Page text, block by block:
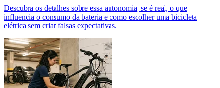
Descubra os detalhes sobre essa autonomia, se é real, o que
influencia o consumo da bateria e como escolher uma bicicleta
elétrica sem criar falsas expectativas.